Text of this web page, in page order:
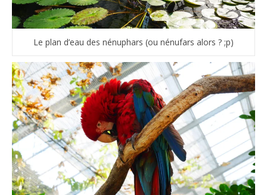
Le plan d’eau des nénuphars (ou nénufars alors ? ;p)